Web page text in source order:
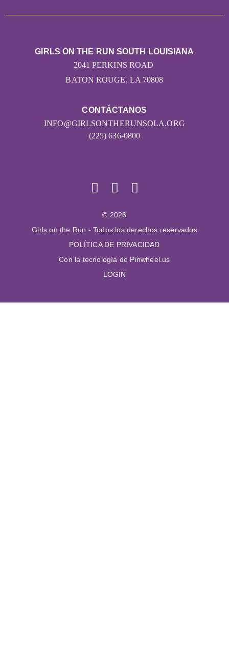
CONTÁCTANOS
INFO@GIRLSONTHERUNSOLA.ORG
(225) 636-0800
GIRLS ON THE RUN SOUTH LOUISIANA
2041 PERKINS ROAD
BATON ROUGE, LA 70808
© 2026
Girls on the Run - Todos los derechos reservados
POLÍTICA DE PRIVACIDAD
Con la tecnología de Pinwheel.us
LOGIN